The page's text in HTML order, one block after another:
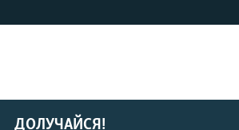
ДОЛУЧАЙСЯ!